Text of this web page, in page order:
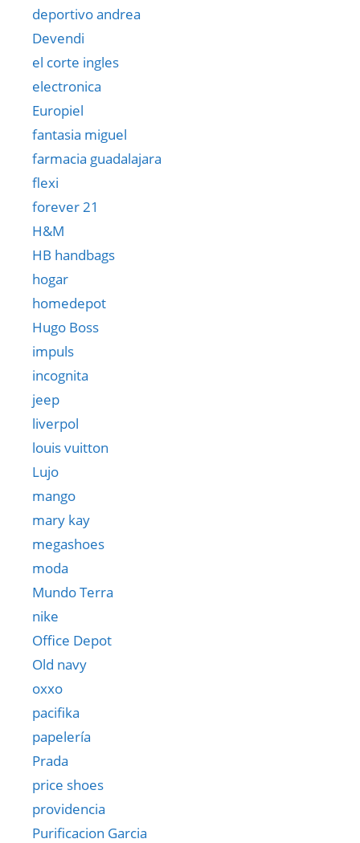
deportivo andrea
Devendi
el corte ingles
electronica
Europiel
fantasia miguel
farmacia guadalajara
flexi
forever 21
H&M
HB handbags
hogar
homedepot
Hugo Boss
impuls
incognita
jeep
liverpol
louis vuitton
Lujo
mango
mary kay
megashoes
moda
Mundo Terra
nike
Office Depot
Old navy
oxxo
pacifika
papelería
Prada
price shoes
providencia
Purificacion Garcia